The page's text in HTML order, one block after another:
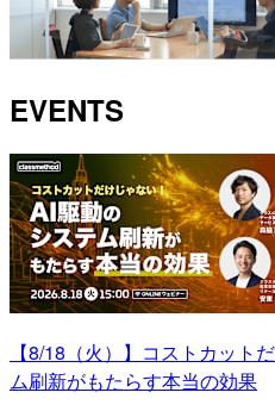
EVENTS
【8/18（火）】コストカット
ム刷新がもたらす本当の効果